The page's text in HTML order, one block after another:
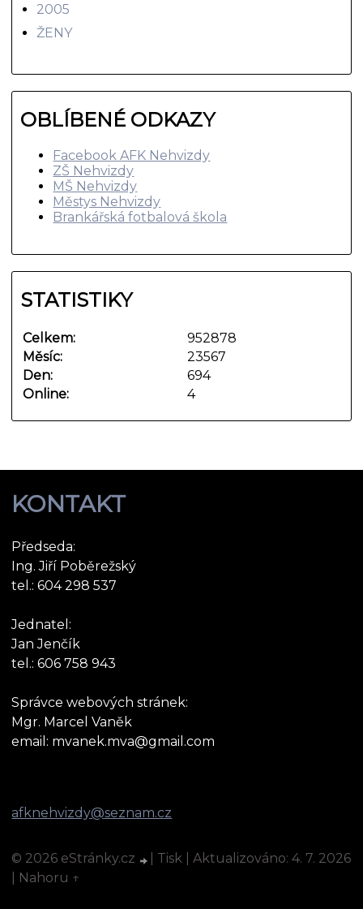
2005
ŽENY
OBLÍBENÉ ODKAZY
Facebook AFK Nehvizdy
ZŠ Nehvizdy
MŠ Nehvizdy
Městys Nehvizdy
Brankářská fotbalová škola
STATISTIKY
Online: 4
Celkem:
952878
Měsíc:
23567
Den:
694
KONTAKT
Předseda:
Ing. Jiří Poběrežský
tel.: 604 298 537
Jednatel:
Jan Jenčík
tel.: 606 758 943
Správce webových stránek:
Mgr. Marcel Vaněk
email: mvanek.mva@gmail.com
afknehvizdy@seznam.cz
© 2026 eStránky.cz Tisk |Aktualizováno: 4. 7. 2026
Nahoru ↑